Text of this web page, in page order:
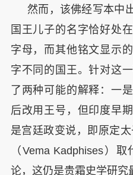
然而，该佛经写本中
国王儿子的名字恰好处
字母，而其他铭文显示
字不同的国王。针对这
了两种可能的解释：一
后改用王号，但印度早
是宫廷政变说，即原定
（Vema Kadphises）取
论，这仍是贵霜史学研究